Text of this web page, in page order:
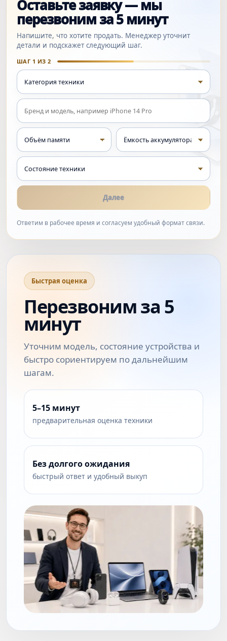
Оставьте заявку — мы
перезвоним за 5 минут
Напишите, что хотите продать. Менеджер уточнит
детали и подскажет следующий шаг.
ШАГ 1 ИЗ 2
Далее
Ответим в рабочее время и согласуем удобный формат связи.
Быстрая оценка
Перезвоним за 5
минут
Уточним модель, состояние устройства и
быстро сориентируем по дальнейшим
шагам.
5–15 минут
предварительная оценка техники
Без долгого ожидания
быстрый ответ и удобный выкуп